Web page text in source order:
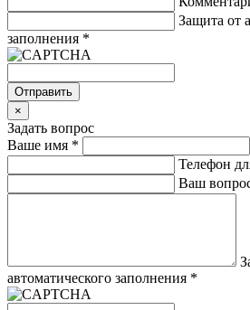
Защита от
заполнения *
Отправить
×
Задать вопрос
Ваше имя *
Телефон
Ваш
автоматического заполнения *